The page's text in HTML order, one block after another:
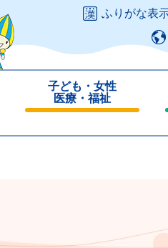
ふりがな表
子ども・女性
医療・福祉
じ